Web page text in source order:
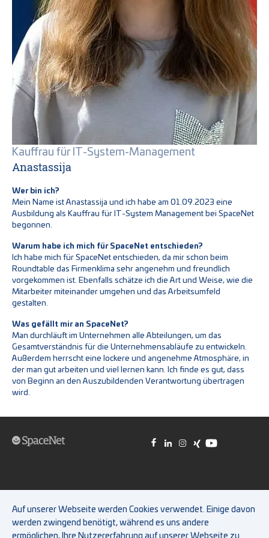
Kauffrau für IT-System-Management
Anastassija
Wer bin ich?
Mein Name ist Anastassija und ich habe am 01.09.2023 eine
Ausbildung als Kauffrau für IT-System Management bei SpaceNet
begonnen.
Warum habe ich mich für SpaceNet entschieden?
Ich habe mich für SpaceNet entschieden, da mir schon beim
Roundtable das Firmenklima sehr angenehm und freundlich
vorgekommen ist. Ebenfalls schätze ich die Art und Weise, wie die
Mitarbeiter miteinander umgehen und das Arbeitsumfeld
gestalten.
Was gefällt mir an SpaceNet?
Man durchläuft im Unternehmen alle Abteilungen, um das
Gesamtverständnis für die Unternehmensabläufe zu entwickeln.
Außerdem herrscht eine lockere und angenehme Atmosphäre, in
der man gut arbeiten und viel lernen kann. Ich finde es gut, dass
von Beginn an den Auszubildenden Verantwortung übertragen
wird.
Einstellungen
Auf unserer Webseite werden Cookies verwendet. Einige davon
werden zwingend benötigt, während es uns andere
ermöglichen, Ihre Nutzererfahrung auf unserer Webseite zu